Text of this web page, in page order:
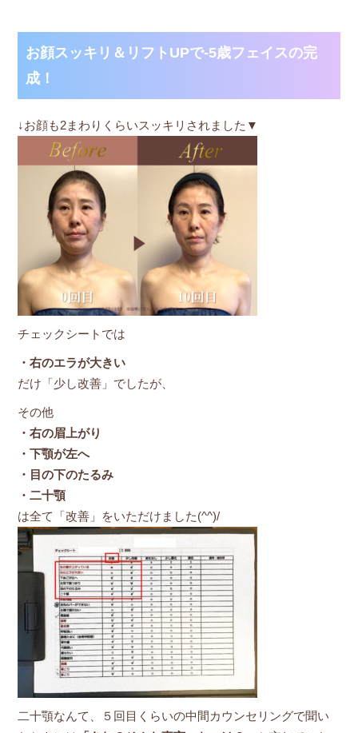
お顔スッキリ＆リフトUPで-5歳フェイスの完
成！
↓お顔も2まわりくらいスッキリされました▼
チェックシートでは
・右のエラが大きい
だけ「少し改善」でしたが、
その他
・右の眉上がり
・下顎が左へ
・目の下のたるみ
・二十顎
は全て「改善」をいただけました(^^)/
二十顎なんて、５回目くらいの中間カウンセリングで聞い